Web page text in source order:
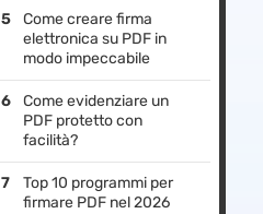
Come creare firma
elettronica su PDF in
modo impeccabile
Come evidenziare un
PDF protetto con
facilità?
Top 10 programmi per
firmare PDF nel 2026